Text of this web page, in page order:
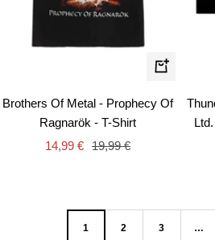
Brothers Of Metal - Prophecy Of
Ragnarök - T-Shirt
Angebotspreis
14,99 € Regulärer
19,99 €
1 2 3 …